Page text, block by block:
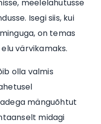
meelelahutusse
Isegi siis, kui
on temas
värvikamaks.
olla valmis
mänguõhtut
midagi